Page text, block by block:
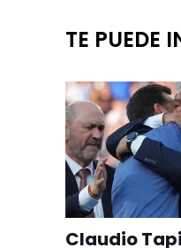
TE PUEDE
Claudio